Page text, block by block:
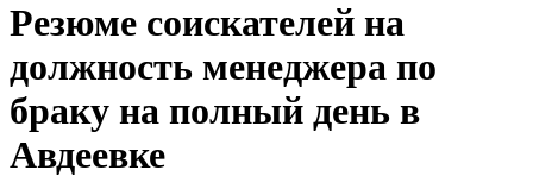
Резюме соискателей на
должность менеджера по
браку на полный день в
Авдеевке